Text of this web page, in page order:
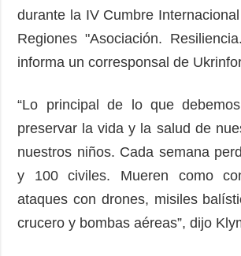
durante la IV Cumbre
Regiones "Asociación.
informa un corresponsal de
“Lo principal de lo que
preservar la vida y la salud de
nuestros niños. Cada semana
y 100 civiles. Mueren como
ataques con drones, misiles
crucero y bombas aéreas”, dijo